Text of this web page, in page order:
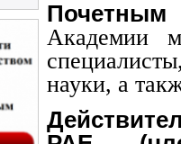
Почетным
Академии
науки, а